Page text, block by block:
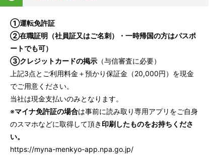
①運転免許証
②在職証明（社員証又はご名刺）・一時帰国の方はパスポ
ートでも可）
③クレジットカードの掲示 （与信審査に必要）
上記3点とご利用料金＋預かり保証金（20,000円）を現金
でご用意ください。
当社は現金支払いのみとなります。
※マイナ免許証の場合は事前に読み取り専用アプリをご自身
のスマホなどに取得して頂き 印刷したものをお持ちくださ
い。
https://myna-menkyo-app.npa.go.jp/